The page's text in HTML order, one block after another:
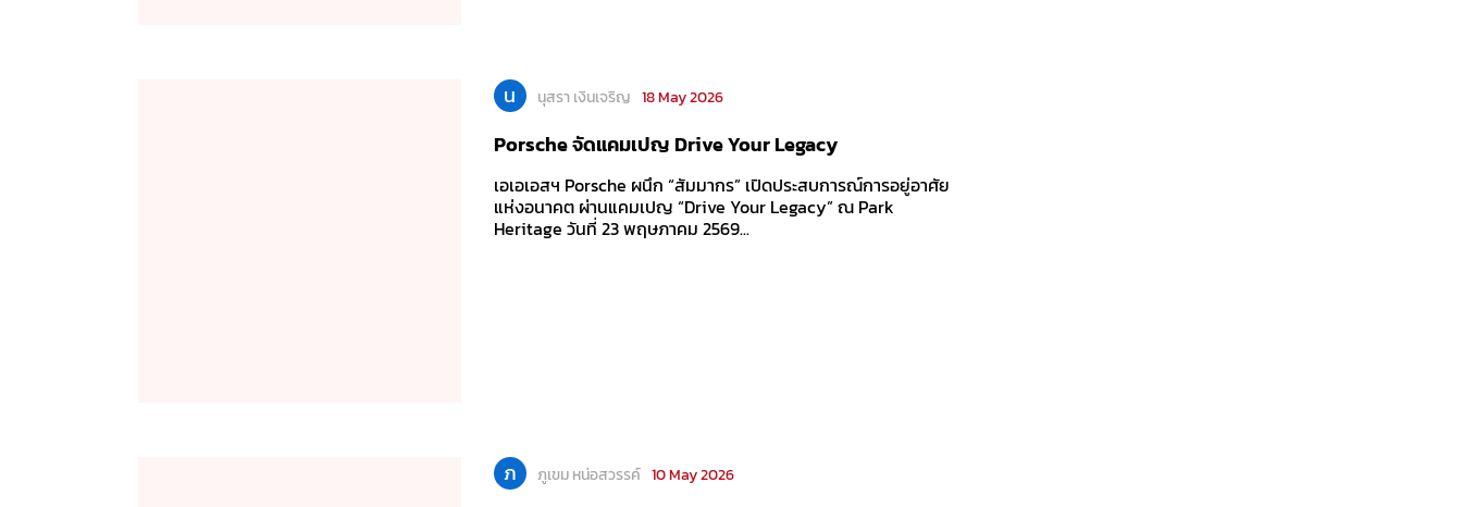
น นุสรา เงินเจริญ 18 May 2026
Porsche จัดแคมเปญ Drive Your Legacy
เอเอเอสฯ Porsche ผนึก “สัมมากร” เปิดประสบการณ์การอยู่อาศัย
แห่งอนาคต ผ่านแคมเปญ “Drive Your Legacy” ณ Park
Heritage วันที่ 23 พฤษภาคม 2569...
ภ ภูเขม หน่อสวรรค์ 10 May 2026